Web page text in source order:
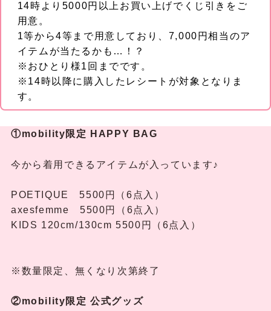
14時より5000円以上お買い上げでくじ引きをご
用意。
1等から4等まで用意しており、7,000円相当のア
イテムが当たるかも…！？
※おひとり様1回までです。
※14時以降に購入したレシートが対象となりま
す。
①mobility限定 HAPPY BAG
今から着用できるアイテムが入っています♪
POETIQUE 5500円（6点入）
axesfemme 5500円（6点入）
KIDS 120cm/130cm 5500円（6点入）
※数量限定、無くなり次第終了
②mobility限定 公式グッズ